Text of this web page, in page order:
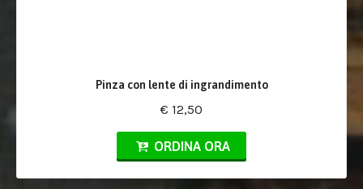
Pinza con lente di ingrandimento
€ 12,50
ORDINA ORA